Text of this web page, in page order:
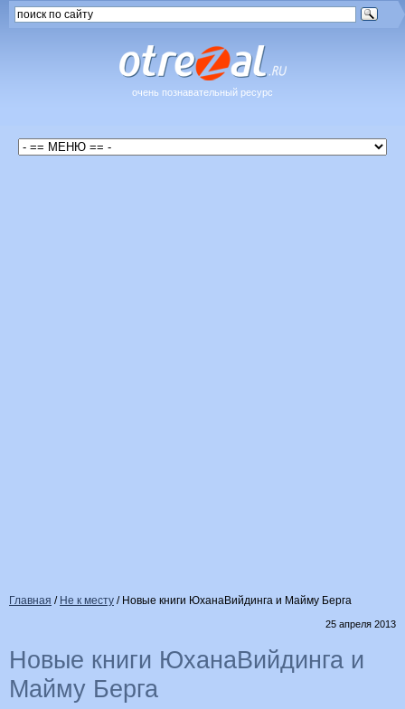
очень познавательный ресурс
Главная / Не к месту / Новые книги ЮханаВийдинга и Майму Берга
25 апреля 2013
Новые книги ЮханаВийдинга и
Майму Берга